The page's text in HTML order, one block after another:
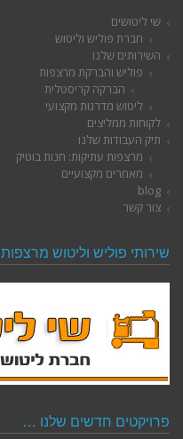
שי ליטושים
חברת פוליש וליטוש
השירותים שלנו
פוליש והברקת מרצפות
הברקה קריסטלית
ליטוש מדרגות מקצועי
לקוחות ממליצים
תיק העבודות שלנו
מרצפות עתיקות: חנות בוטיק
מאמרים מקצועיים
blog
צור קשר
שירותי פוליש וליטוש מרצפות
פרויקטים חדשים שלנו …